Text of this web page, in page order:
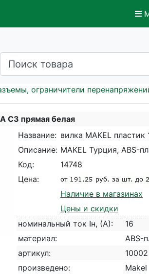
ограничители
СЗ прямая белая
Название: вилка MAKEL
Описание: MAKEL Турция, ABS-
Код:
14748
Цена:
Наличие в магазинах
Цены и скидки
номинальный ток Iн, (А):
16
материал:
ABS-
артикул:
10002
произведено:
Makel